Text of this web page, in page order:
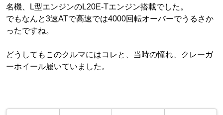
名機、L型エンジンのL20E-Tエンジン搭載でした。
でもなんと3速ATで高速では4000回転オーバーでうるさか
ったですね。
どうしてもこのクルマにはコレと、当時の憧れ、クレーガ
ーホイール履いていました。